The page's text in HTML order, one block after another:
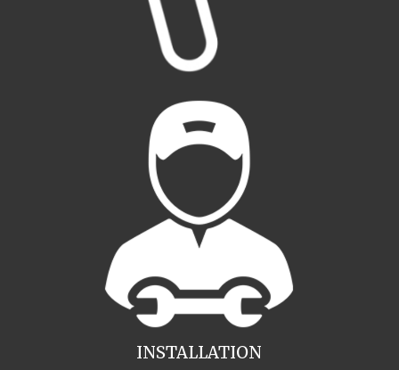
INSTALLATION